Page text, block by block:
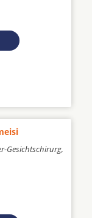
Gesichtschirurg,